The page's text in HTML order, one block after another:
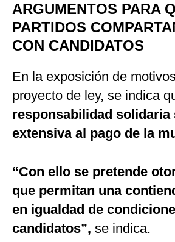
ARGUMENTOS PARA
PARTIDOS
CON CANDIDATOS
En la exposición de
proyecto de ley, se indica
responsabilidad solidaria
extensiva al pago de la
“Con ello se pretende
que permitan una
en igualdad de
candidatos”, se indica.